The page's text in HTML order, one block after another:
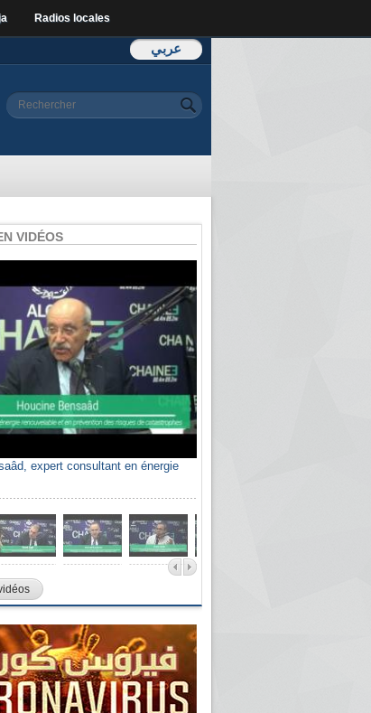
Radios locales
عربي
Formulaire de
Rechercher
VIDÉOS
expert consultant en énergie